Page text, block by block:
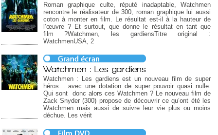
Roman graphique culte, réputé inadaptable, Watchmen
rencontre le réalisateur de 300, roman graphique lui aussi
coton à monter en film. Le résultat est-il à la hauteur de
l’œuvre ? Et surtout, que donne le résultat en tant que
film ?Watchmen, les gardiensTitre original :
WatchmenUSA, 2
Watchmen : Les gardiens
Watchmen : Les gardiens est un nouveau film de super
héros… avec une dotation de super pouvoir quasi nulle.
Qui sont donc alors ces Watchmen ? Le nouveau film de
Zack Snyder (300) propose de découvrir ce qu’ont été les
Watchmen mais aussi de suivre leur vie plus ou moins
déchue. Les vérit